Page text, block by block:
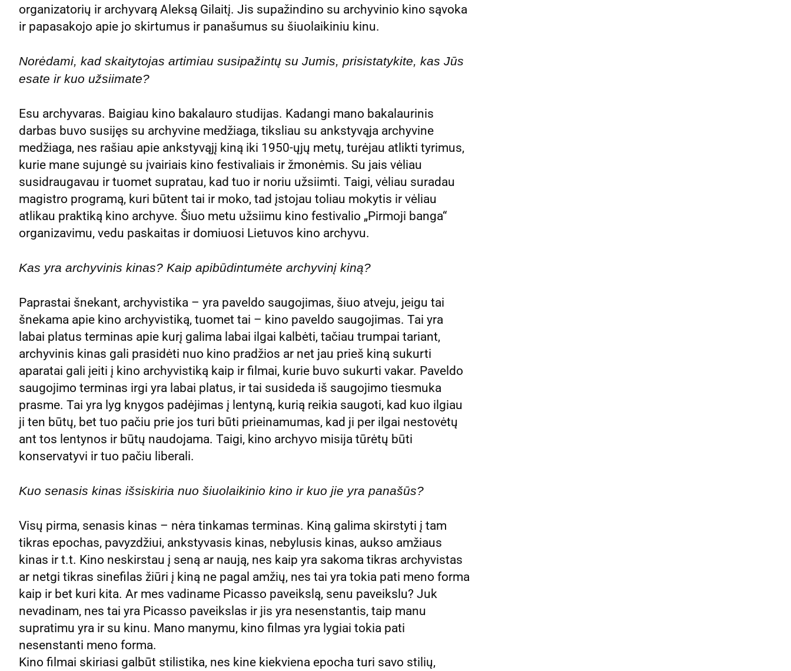
organizatorių ir archyvarą Aleksą Gilaitį. Jis supažindino su archyvinio kino sąvoka
ir papasakojo apie jo skirtumus ir panašumus su šiuolaikiniu kinu.
Norėdami, kad skaitytojas artimiau susipažintų su Jumis, prisistatykite, kas Jūs
esate ir kuo užsiimate?
Esu archyvaras. Baigiau kino bakalauro studijas. Kadangi mano bakalaurinis
darbas buvo susijęs su archyvine medžiaga, tiksliau su ankstyvąja archyvine
medžiaga, nes rašiau apie ankstyvąjį kiną iki 1950-ųjų metų, turėjau atlikti tyrimus,
kurie mane sujungė su įvairiais kino festivaliais ir žmonėmis. Su jais vėliau
susidraugavau ir tuomet supratau, kad tuo ir noriu užsiimti. Taigi, vėliau suradau
magistro programą, kuri būtent tai ir moko, tad įstojau toliau mokytis ir vėliau
atlikau praktiką kino archyve. Šiuo metu užsiimu kino festivalio „Pirmoji banga“
organizavimu, vedu paskaitas ir domiuosi Lietuvos kino archyvu.
Kas yra archyvinis kinas? Kaip apibūdintumėte archyvinį kiną?
Paprastai šnekant, archyvistika – yra paveldo saugojimas, šiuo atveju, jeigu tai
šnekama apie kino archyvistiką, tuomet tai – kino paveldo saugojimas. Tai yra
labai platus terminas apie kurį galima labai ilgai kalbėti, tačiau trumpai tariant,
archyvinis kinas gali prasidėti nuo kino pradžios ar net jau prieš kiną sukurti
aparatai gali įeiti į kino archyvistiką kaip ir filmai, kurie buvo sukurti vakar. Paveldo
saugojimo terminas irgi yra labai platus, ir tai susideda iš saugojimo tiesmuka
prasme. Tai yra lyg knygos padėjimas į lentyną, kurią reikia saugoti, kad kuo ilgiau
ji ten būtų, bet tuo pačiu prie jos turi būti prieinamumas, kad ji per ilgai nestovėtų
ant tos lentynos ir būtų naudojama. Taigi, kino archyvo misija tūrėtų būti
konservatyvi ir tuo pačiu liberali.
Kuo senasis kinas išsiskiria nuo šiuolaikinio kino ir kuo jie yra panašūs?
Visų pirma, senasis kinas – nėra tinkamas terminas. Kiną galima skirstyti į tam
tikras epochas, pavyzdžiui, ankstyvasis kinas, nebylusis kinas, aukso amžiaus
kinas ir t.t. Kino neskirstau į seną ar naują, nes kaip yra sakoma tikras archyvistas
ar netgi tikras sinefilas žiūri į kiną ne pagal amžių, nes tai yra tokia pati meno forma
kaip ir bet kuri kita. Ar mes vadiname Picasso paveikslą, senu paveikslu? Juk
nevadinam, nes tai yra Picasso paveikslas ir jis yra nesenstantis, taip manu
supratimu yra ir su kinu. Mano manymu, kino filmas yra lygiai tokia pati
nesenstanti meno forma.
Kino filmai skiriasi galbūt stilistika, nes kine kiekviena epocha turi savo stilių,